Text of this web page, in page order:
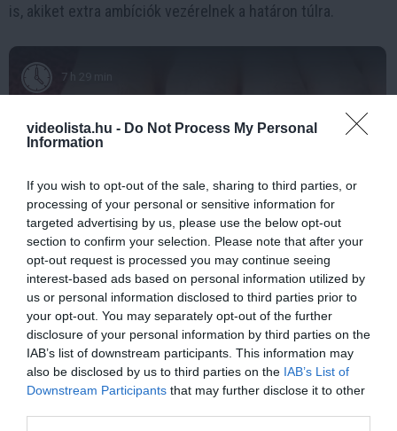
videolista.hu - Do Not Process My Personal
Information
If you wish to opt-out of the sale, sharing to third parties, or
processing of your personal or sensitive information for
targeted advertising by us, please use the below opt-out
section to confirm your selection. Please note that after your
opt-out request is processed you may continue seeing
interest-based ads based on personal information utilized by
us or personal information disclosed to third parties prior to
your opt-out. You may separately opt-out of the further
disclosure of your personal information by third parties on the
IAB’s list of downstream participants. This information may
also be disclosed by us to third parties on the IAB’s List of
Downstream Participants that may further disclose it to other
is, akiket extra ambíciók vezérelnek a határon túlra.
7 h 29 min
Fungus Is A Parasite, And It Dies From A Drop Of
Plain...
More
388